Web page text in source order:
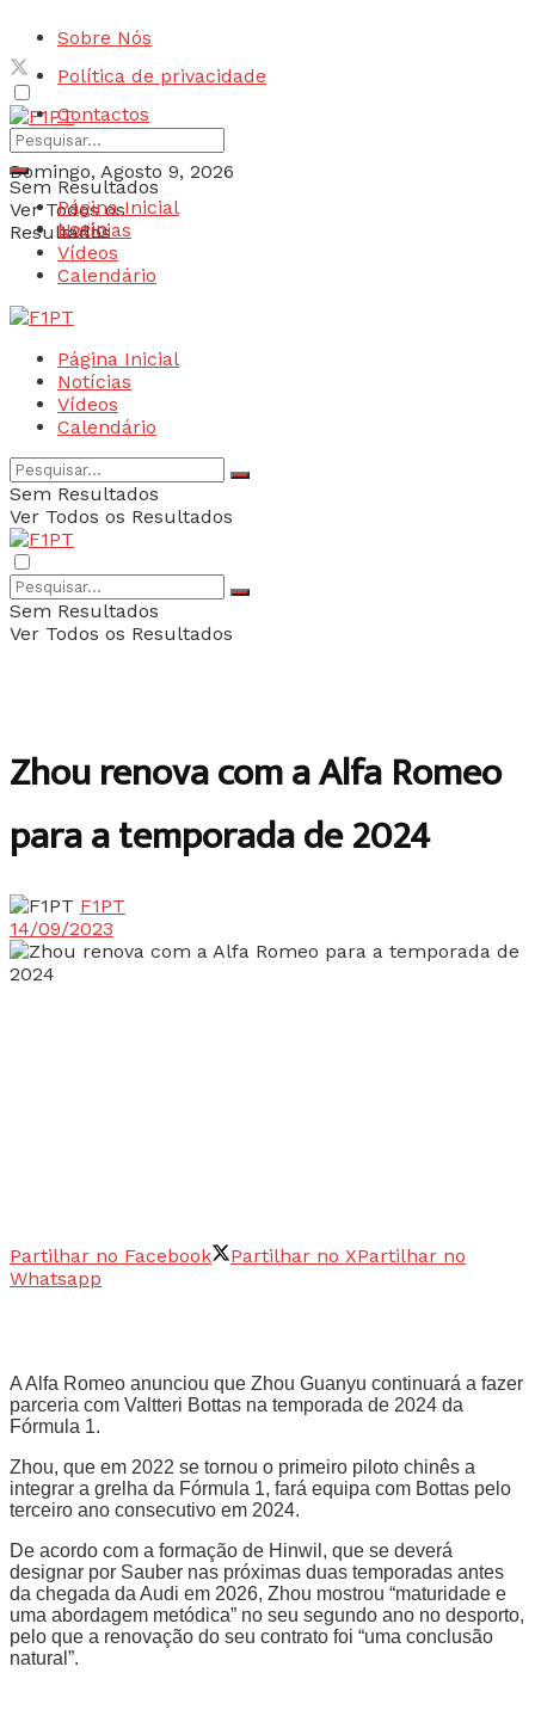
Sobre Nós
Política de privacidade
Contactos
Domingo, Agosto 9, 2026
Login
Sem Resultados
Ver Todos os
Resultados
Página Inicial
Notícias
Vídeos
Calendário
Página Inicial
Notícias
Vídeos
Calendário
Sem Resultados
Ver Todos os Resultados
Sem Resultados
Ver Todos os Resultados
Zhou renova com a Alfa Romeo
para a temporada de 2024
F1PT
14/09/2023
Partilhar no Facebook Partilhar no XPartilhar no
Whatsapp
A Alfa Romeo anunciou que Zhou Guanyu continuará a fazer
parceria com Valtteri Bottas na temporada de 2024 da
Fórmula 1.
Zhou, que em 2022 se tornou o primeiro piloto chinês a
integrar a grelha da Fórmula 1, fará equipa com Bottas pelo
terceiro ano consecutivo em 2024.
De acordo com a formação de Hinwil, que se deverá
designar por Sauber nas próximas duas temporadas antes
da chegada da Audi em 2026, Zhou mostrou “maturidade e
uma abordagem metódica” no seu segundo ano no desporto,
pelo que a renovação do seu contrato foi “uma conclusão
natural”.